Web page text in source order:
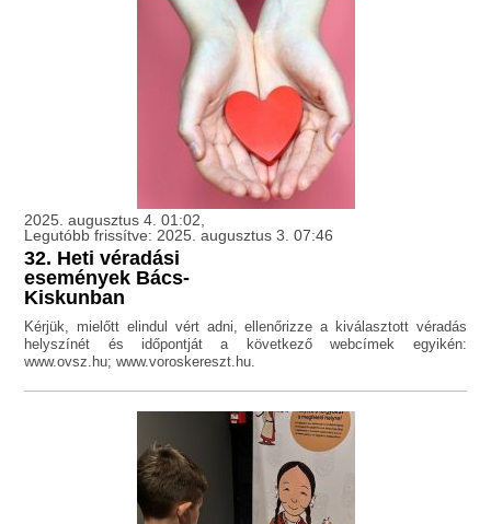
2025. augusztus 4. 01:02,
Legutóbb frissítve: 2025. augusztus 3. 07:46
32. Heti véradási
események Bács-
Kiskunban
Kérjük, mielőtt elindul vért adni, ellenőrizze a kiválasztott véradás
helyszínét és időpontját a következő webcímek egyikén:
www.ovsz.hu; www.voroskereszt.hu.